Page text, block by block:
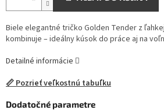
Biele elegantné tričko Golden Tender z
kombinuje – ideálny kúsok do práce aj na
Detailné informácie
📏 Pozrieť veľkostnú tabuľku
Dodatočné parametre